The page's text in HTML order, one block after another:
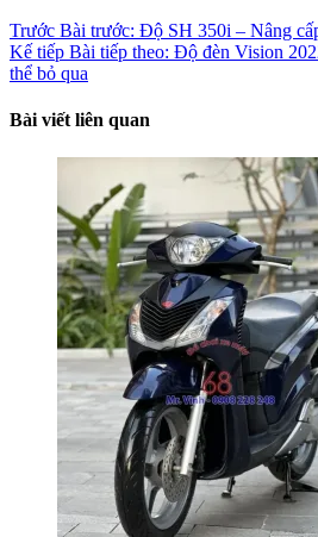
Trước Bài trước: Độ SH 350i – Nâng
Kế tiếp Bài tiếp theo: Độ đèn Vision
thể bỏ qua
Bài viết liên quan